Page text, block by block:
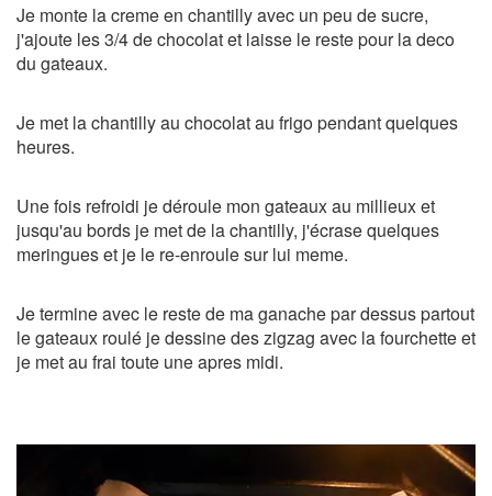
Je monte la creme en chantilly avec un peu de sucre,
j'ajoute les 3/4 de chocolat et laisse le reste pour la deco
du gateaux.
Je met la chantilly au chocolat au frigo pendant quelques
heures.
Une fois refroidi je déroule mon gateaux au millieux et
jusqu'au bords je met de la chantilly, j'écrase quelques
meringues et je le re-enroule sur lui meme.
Je termine avec le reste de ma ganache par dessus partout
le gateaux roulé je dessine des zigzag avec la fourchette et
je met au frai toute une apres midi.